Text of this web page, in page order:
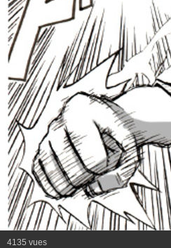
4135 vues